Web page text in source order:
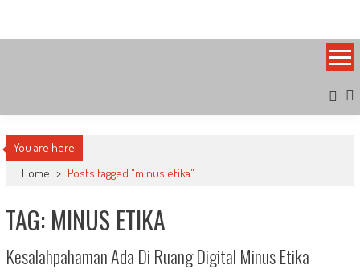
content
You are here
Home > Posts tagged "minus etika"
TAG: MINUS ETIKA
Kesalahpahaman Ada Di Ruang Digital Minus Etika